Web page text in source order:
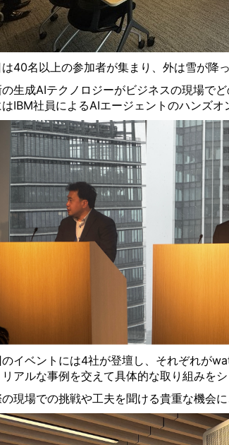
40名以上の参加者が集まり、外は雪が降
生成AIテクノロジーがビジネスの現場で
IBM社員によるAIエージェントのハンズオ
イベントには4社が登壇し、それぞれが
アルな事例を交えて具体的な取り組みをシ
現場での挑戦や工夫を聞ける貴重な機会